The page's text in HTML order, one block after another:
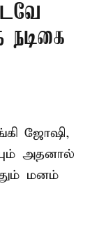
ஜோஷி,
அதனால்
மனம்